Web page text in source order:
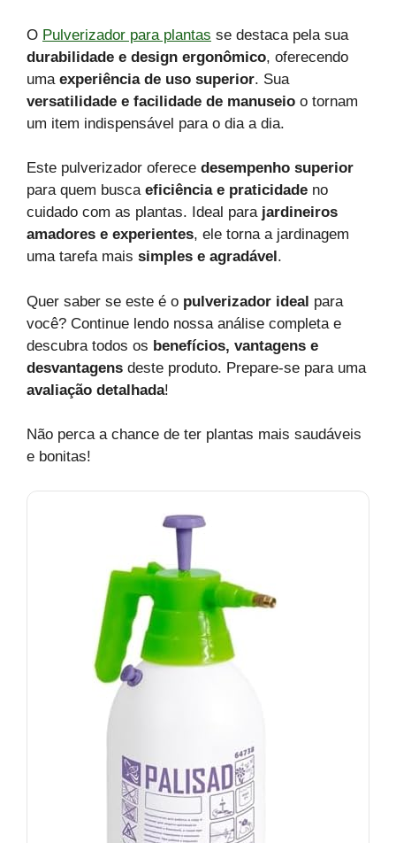
O Pulverizador para plantas se destaca pela sua
durabilidade e design ergonômico, oferecendo
uma experiência de uso superior. Sua
versatilidade e facilidade de manuseio o tornam
um item indispensável para o dia a dia.
Este pulverizador oferece desempenho superior
para quem busca eficiência e praticidade no
cuidado com as plantas. Ideal para jardineiros
amadores e experientes, ele torna a jardinagem
uma tarefa mais simples e agradável.
Quer saber se este é o pulverizador ideal para
você? Continue lendo nossa análise completa e
descubra todos os benefícios, vantagens e
desvantagens deste produto. Prepare-se para uma
avaliação detalhada!
Não perca a chance de ter plantas mais saudáveis
e bonitas!